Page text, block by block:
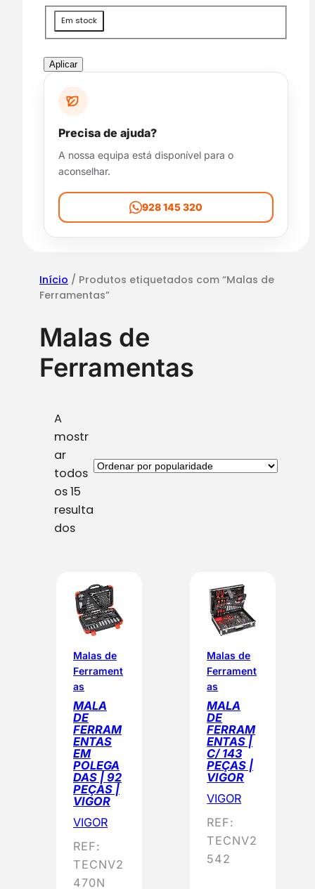
a
i
p
b
a
d
e
Em stock
Aplicar
Precisa de ajuda?
A nossa equipa está disponível para o
aconselhar.
928 145 320
Início / Produtos etiquetados com “Malas de
Ferramentas”
Malas de
Ferramentas
A
mostr
ar
todos
os 15
resulta
dosO
n
a
o
p
o
r
p
o
p
u
l
a
r
i
d
Malas de
Ferrament
as
MALA
DE
FERRAM
ENTAS
EM
POLEGA
DAS | 92
PEÇAS |
VIGOR
VIGOR
REF:
TECNV2
470N
Malas de
Ferrament
as
MALA
DE
FERRAM
ENTAS |
C/ 143
PEÇAS |
VIGOR
VIGOR
REF:
TECNV2
542